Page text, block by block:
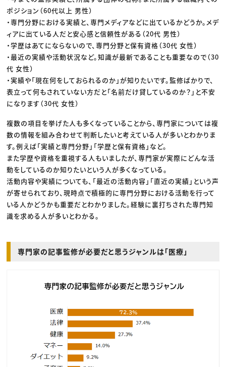
ポジション（60代以上 男性）
・専門分野における実績と、専門メディアなどに出ているかどうか。メデ
ィアに出ている人だと安心感と信頼性がある（20代 男性）
・学歴はあてにならないので、専門分野と保有資格（30代 女性）
・最近の実績や活動状況など。知識が最新であることも重要なので（30
代 女性）
・実績や「現在何をしておられるのか」が知りたいです。監修ばかりで、
表立って何もされていない方だと「名前だけ貸しているのか？」と不安
になります（30代 女性）
複数の項目を挙げた人も多くなっていることから、専門家については複
数の情報を組み合わせて判断したいと考えている人が多いとわかりま
す。例えば「実績と専門分野」「学歴と保有資格」など。
また学歴や資格を重視する人もいましたが、専門家が実際にどんな活
動をしているのか知りたいという人が多くなっている。
活動内容や実績についても、「最近の活動内容」「直近の実績」という声
が寄せられており、現時点で積極的に専門分野における活動を行って
いる人かどうかも重要だとわかりました。経験に裏打ちされた専門知
識を求める人が多いとわかる。
専門家の記事監修が必要だと思うジャンルは「医療」